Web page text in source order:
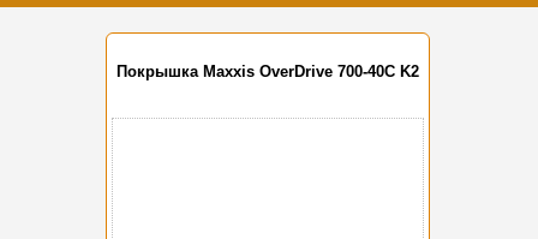
Покрышка Maxxis OverDrive 700-40C K2